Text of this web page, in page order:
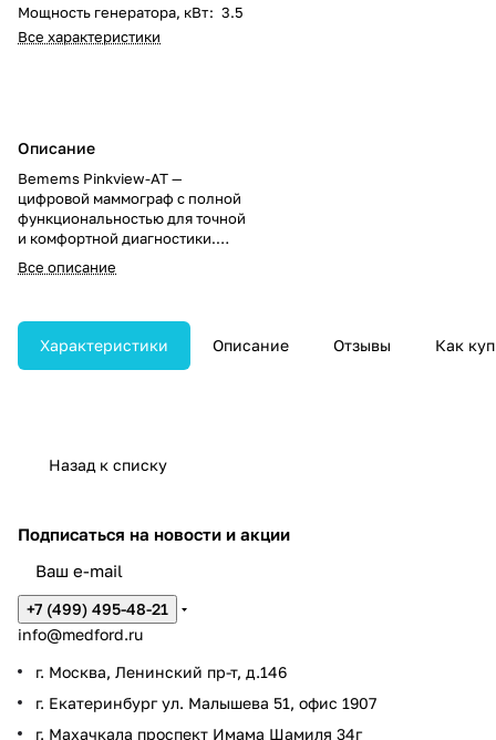
Мощность генератора, кВт: 3.5
Все характеристики
Описание
Bemems Pinkview-AT —
цифровой маммограф с полной
функциональностью для точной
и комфортной диагностики.
Обеспечивает высокое качество
изображений и удобство работы
Все описание
Характеристики Описание Отзывы Как
Назад к списку
Подписаться на новости и акции
+7 (499) 495-48-21
info@medford.ru
г. Москва, Ленинский пр-т, д.146
г. Екатеринбург ул. Малышева 51, офис 1907
г. Махачкала проспект Имама Шамиля 34г